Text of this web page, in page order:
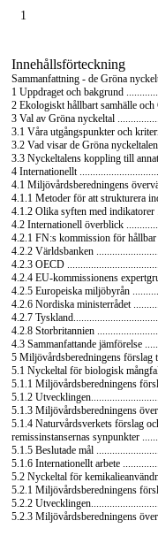
1
Innehållsförteckning
Sammanfattning - de Gröna
1 Uppdraget och bakgrund
2 Ekologiskt hållbart samhälle
3 Val av Gröna nyckeltal
3.1 Våra utgångspunkter och
3.2 Vad visar de Gröna
3.3 Nyckeltalens koppling till
4 Internationellt
4.1 Miljövårdsberedningens
4.1.1 Metoder för att strukturera
4.1.2 Olika syften med
4.2 Internationell överblick
4.2.1 FN:s kommission för
4.2.2 Världsbanken
4.2.3 OECD
4.2.4 EU-kommissionens
4.2.5 Europeiska miljöbyrån
4.2.6 Nordiska ministerrådet
4.2.7
4.2.8 Storbritannien
4.3 Sammanfattande jämförelse
5 Miljövårdsberedningens förslag
5.1 Nyckeltal för biologisk
5.1.1 Miljövårdsberedningens
5.1.2
5.1.3 Miljövårdsberedningens
5.1.4 Naturvårdsverkets förslag
remissinstansernas synpunkter
5.1.5 Beslutade mål
5.1.6 Internationellt arbete
5.2 Nyckeltal för
5.2.1 Miljövårdsberedningens
5.2.2
5.2.3 Miljövårdsberedningens